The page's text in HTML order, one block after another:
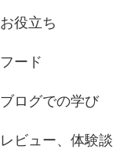
お役立ち
フード
ブログでの学び
レビュー、体験談